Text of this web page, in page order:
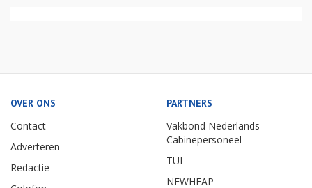
OVER ONS
Contact
Adverteren
Redactie
PARTNERS
Vakbond Nederlands
Cabinepersoneel
TUI
NEWHEAP